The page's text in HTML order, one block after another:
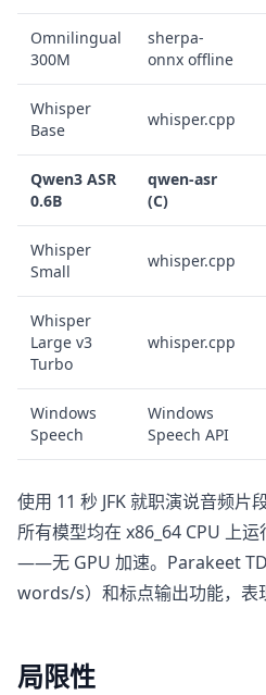
Omnilingual
300M
sherpa-
onnx offline
Whisper
Base
whisper.cpp
Qwen3 ASR
0.6B
qwen-asr
(C)
Whisper
Small
whisper.cpp
Whisper
Large v3
Turbo
whisper.cpp
Windows
Speech
Windows
Speech API
使用 11 秒 JFK 就职演说音频片
所有模型均在 x86_64 CPU 上运
——无 GPU 加速。Parakeet
words/s）和标点输出功能，表
局限性